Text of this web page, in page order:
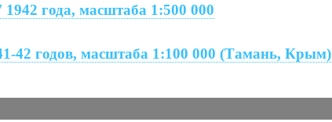
1942 года, масштаба 1:500 000
42 годов, масштаба 1:100 000 (Тамань, Крым)